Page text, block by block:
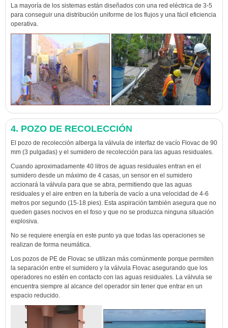
La mayoría de los sistemas están diseñados con una red eléctrica de 3-5
para conseguir una distribución uniforme de los flujos y una fácil eficiencia
operativa.
4. POZO DE RECOLECCIÓN
El pozo de recolección alberga la válvula de interfaz de vacío Flovac de 90
mm (3 pulgadas) y el sumidero de recolección para las aguas residuales.
Cuando aproximadamente 40 litros de aguas residuales entran en el
sumidero desde un máximo de 4 casas, un sensor en el sumidero
accionará la válvula para que se abra, permitiendo que las aguas
residuales y el aire entren en la tubería de vacío a una velocidad de 4-6
metros por segundo (15-18 pies). Esta aspiración también asegura que no
queden gases nocivos en el foso y que no se produzca ninguna situación
explosiva.
No se requiere energía en este punto ya que todas las operaciones se
realizan de forma neumática.
Los pozos de PE de Flovac se utilizan más comúnmente porque permiten
la separación entre el sumidero y la válvula Flovac asegurando que los
operadores no estén en contacto con las aguas residuales. La válvula se
encuentra siempre al alcance del operador sin tener que entrar en un
espacio reducido.